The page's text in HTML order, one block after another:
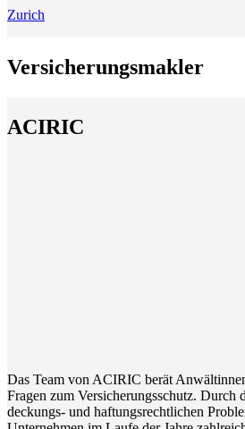
Zurich
Versicherungsmakler
ACIRIC
Das Team von ACIRIC berät
Fragen zum Versicherungsschutz. Durch
deckungs- und haftungsrechtlichen